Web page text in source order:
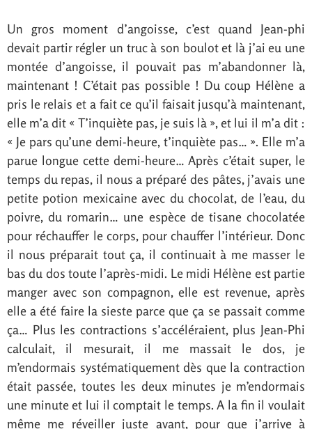
Un gros moment d’angoisse, c’est quand Jean-phi
devait partir régler un truc à son boulot et là j’ai eu une
montée d’angoisse, il pouvait pas m’abandonner là,
maintenant ! C’était pas possible ! Du coup Hélène a
pris le relais et a fait ce qu’il faisait jusqu’à maintenant,
elle m’a dit « T’inquiète pas, je suis là », et lui il m’a dit :
« Je pars qu’une demi-heure, t’inquiète pas… ». Elle m’a
parue longue cette demi-heure… Après c’était super, le
temps du repas, il nous a préparé des pâtes, j’avais une
petite potion mexicaine avec du chocolat, de l’eau, du
poivre, du romarin… une espèce de tisane chocolatée
pour réchauffer le corps, pour chauffer l’intérieur. Donc
il nous préparait tout ça, il continuait à me masser le
bas du dos toute l’après-midi. Le midi Hélène est partie
manger avec son compagnon, elle est revenue, après
elle a été faire la sieste parce que ça se passait comme
ça… Plus les contractions s’accéléraient, plus Jean-Phi
calculait, il mesurait, il me massait le dos, je
m’endormais systématiquement dès que la contraction
était passée, toutes les deux minutes je m’endormais
une minute et lui il comptait le temps. A la fin il voulait
même me réveiller juste avant, pour que j’arrive à